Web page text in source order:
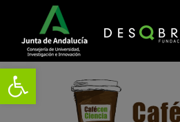
Abrir barra de herramientas